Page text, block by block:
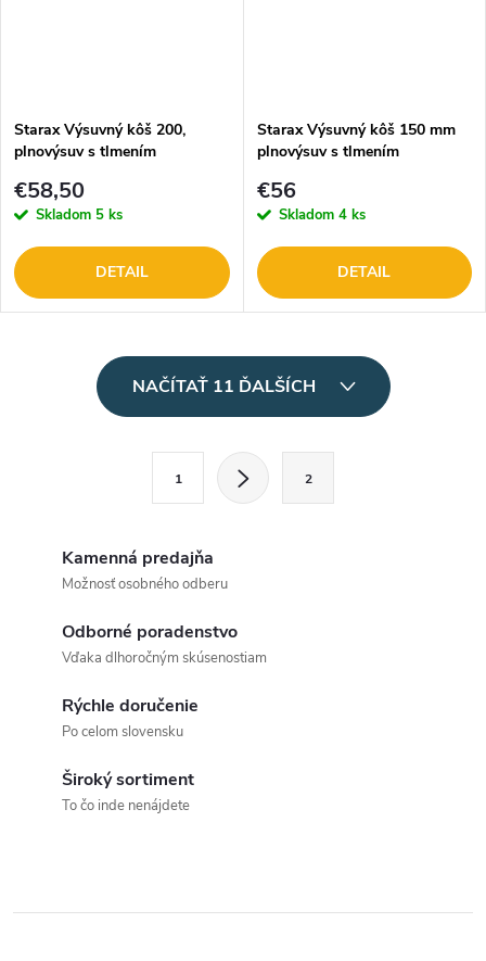
Starax Výsuvný kôš 200,
plnovýsuv s tlmením
€58,50
Skladom 5 ks
DETAIL
Starax Výsuvný kôš 150 mm
plnovýsuv s tlmením
€56
Skladom 4 ks
DETAIL
NAČÍTAŤ 11 ĎALŠÍCH
1 2
Kamenná predajňa
Možnosť osobného odberu
Odborné poradenstvo
Vďaka dlhoročným skúsenostiam
Rýchle doručenie
Po celom slovensku
Široký sortiment
To čo inde nenájdete